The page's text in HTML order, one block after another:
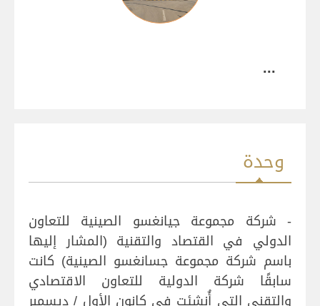
...
وحدة
- شركة مجموعة جيانغسو الصينية للتعاون
الدولي في القتصاد والتقنية (المشار إليها
باسم شركة مجموعة جسانغسو الصينية) كانت
سابقًا شركة الدولية للتعاون الاقتصادي
والتقني التي أُنشئت في كانون الأول / ديسمبر